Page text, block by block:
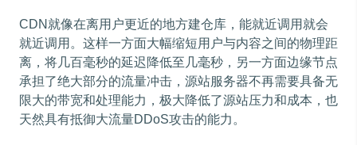
CDN就像在离用户更近的地方建仓库，能就近调用就会
就近调用。这样一方面大幅缩短用户与内容之间的物理距
离，将几百毫秒的延迟降低至几毫秒，另一方面边缘节点
承担了绝大部分的流量冲击，源站服务器不再需要具备无
限大的带宽和处理能力，极大降低了源站压力和成本，也
天然具有抵御大流量DDoS攻击的能力。